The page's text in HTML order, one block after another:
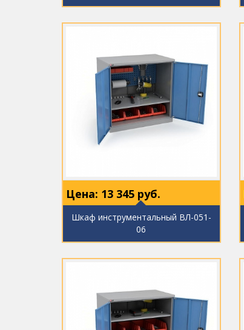
Цена: 13 345 руб.
Шкаф инструментальный ВЛ-051-
06